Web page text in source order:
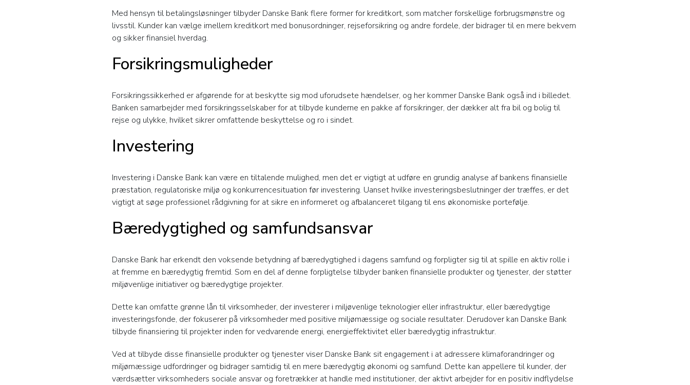
Med hensyn til betalingsløsninger tilbyder Danske Bank flere former for kreditkort, som matcher forskellige forbrugsmønstre og
livsstil. Kunder kan vælge imellem kreditkort med bonusordninger, rejseforsikring og andre fordele, der bidrager til en mere bekvem
og sikker finansiel hverdag.
Forsikringsmuligheder
Forsikringssikkerhed er afgørende for at beskytte sig mod uforudsete hændelser, og her kommer Danske Bank også ind i billedet.
Banken samarbejder med forsikringsselskaber for at tilbyde kunderne en pakke af forsikringer, der dækker alt fra bil og bolig til
rejse og ulykke, hvilket sikrer omfattende beskyttelse og ro i sindet.
Investering
Investering i Danske Bank kan være en tiltalende mulighed, men det er vigtigt at udføre en grundig analyse af bankens finansielle
præstation, regulatoriske miljø og konkurrencesituation før investering. Uanset hvilke investeringsbeslutninger der træffes, er det
vigtigt at søge professionel rådgivning for at sikre en informeret og afbalanceret tilgang til ens økonomiske portefølje.
Bæredygtighed og samfundsansvar
Danske Bank har erkendt den voksende betydning af bæredygtighed i dagens samfund og forpligter sig til at spille en aktiv rolle i
at fremme en bæredygtig fremtid. Som en del af denne forpligtelse tilbyder banken finansielle produkter og tjenester, der støtter
miljøvenlige initiativer og bæredygtige projekter.
Dette kan omfatte grønne lån til virksomheder, der investerer i miljøvenlige teknologier eller infrastruktur, eller bæredygtige
investeringsfonde, der fokuserer på virksomheder med positive miljømæssige og sociale resultater. Derudover kan Danske Bank
tilbyde finansiering til projekter inden for vedvarende energi, energieffektivitet eller bæredygtig infrastruktur.
Ved at tilbyde disse finansielle produkter og tjenester viser Danske Bank sit engagement i at adressere klimaforandringer og
miljømæssige udfordringer og bidrager samtidig til en mere bæredygtig økonomi og samfund. Dette kan appellere til kunder, der
værdsætter virksomheders sociale ansvar og foretrækker at handle med institutioner, der aktivt arbejder for en positiv indflydelse